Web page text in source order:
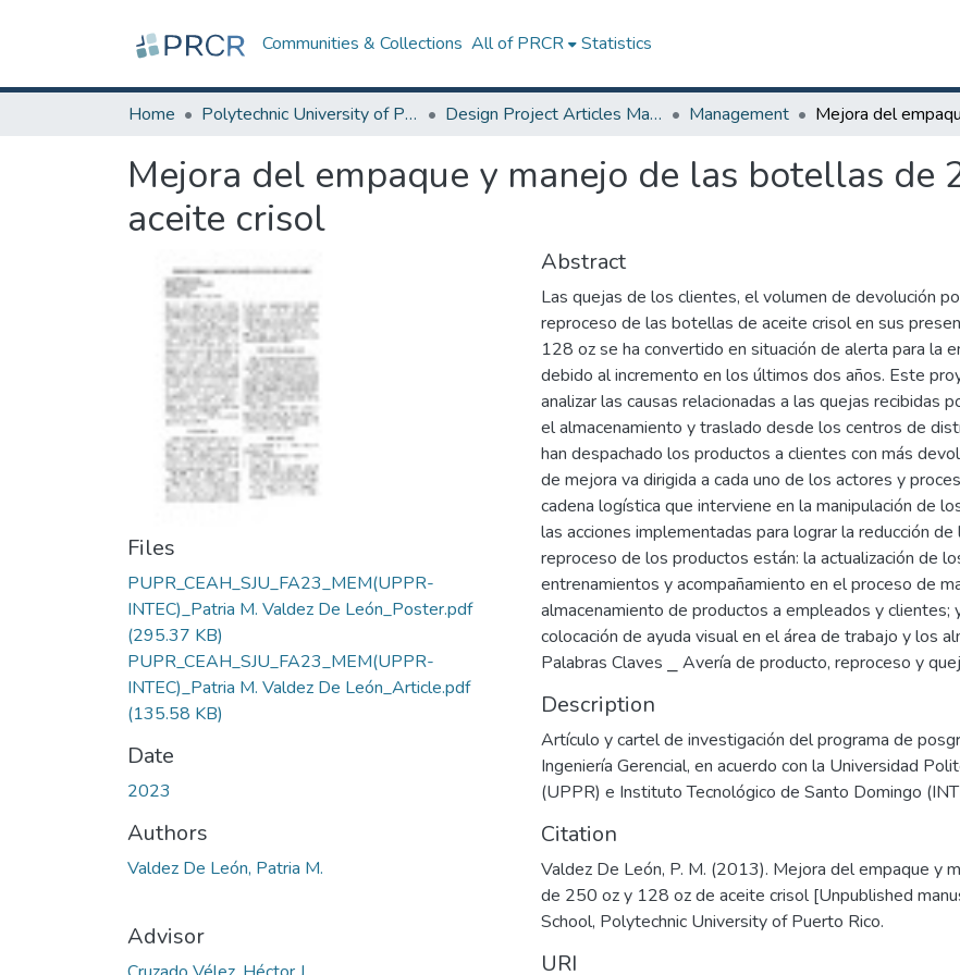
Communities & Collections All of PRCR Statistics
Home Polytechnic University of Puerto Rico Design Project Articles Master Degree Management
Mejora del empaque y manejo de las botellas de
aceite crisol
Files
PUPR_CEAH_SJU_FA23_MEM(UPPR-
INTEC)_Patria M. Valdez De León_Poster.pdf
(295.37 KB)
PUPR_CEAH_SJU_FA23_MEM(UPPR-
INTEC)_Patria M. Valdez De León_Article.pdf
(135.58 KB)
Date
2023
Authors
Valdez De León, Patria M.
Advisor
Abstract
Las quejas de los clientes, el volumen de devolución
reproceso de las botellas de aceite crisol en sus
128 oz se ha convertido en situación de alerta para la
debido al incremento en los últimos dos años. Este
analizar las causas relacionadas a las quejas recibidas
el almacenamiento y traslado desde los centros de
han despachado los productos a clientes con más
de mejora va dirigida a cada uno de los actores y
cadena logística que interviene en la manipulación de
las acciones implementadas para lograr la reducción
reproceso de los productos están: la actualización de
entrenamientos y acompañamiento en el proceso de
almacenamiento de productos a empleados y clientes;
colocación de ayuda visual en el área de trabajo y los
Palabras Claves ⎯ Avería de producto, reproceso y
Description
Artículo y cartel de investigación del programa de
Ingeniería Gerencial, en acuerdo con la Universidad
(UPPR) e Instituto Tecnológico de Santo Domingo
Citation
Valdez De León, P. M. (2013). Mejora del empaque y
de 250 oz y 128 oz de aceite crisol [Unpublished
School, Polytechnic University of Puerto Rico.
URI